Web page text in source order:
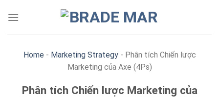
Home - Marketing Strategy- Phân tích Chiến lược
Marketing của Axe (4Ps)
Phân tích Chiến lược Marketing của